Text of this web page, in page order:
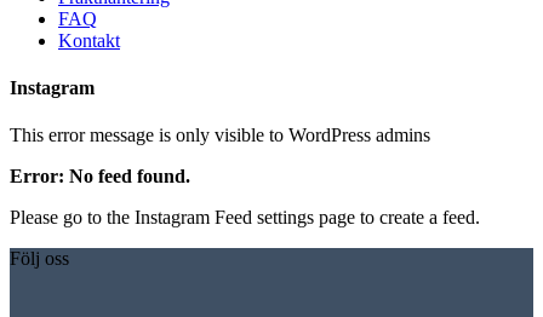
FAQ
Kontakt
Instagram
This error message is only visible to WordPress admins
Error: No feed found.
Please go to the Instagram Feed settings page to create a feed.
Följ oss